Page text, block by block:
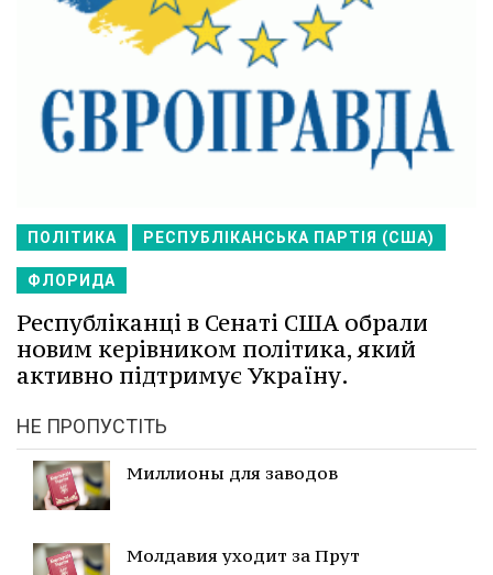
ПОЛІТИКА РЕСПУБЛІКАНСЬКА ПАРТІЯ (США)
ФЛОРИДА
Республіканці в Сенаті США обрали
новим керівником політика, який
активно підтримує Україну.
НЕ ПРОПУСТІТЬ
Миллионы для заводов
Молдавия уходит за Прут